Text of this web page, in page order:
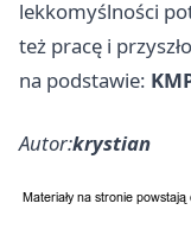
lekkomyślności
też pracę i
na podstawie:
Autor:krystian